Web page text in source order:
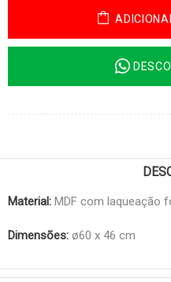
Material: MDF com laqueação
Dimensões: ø60 x 46 cm